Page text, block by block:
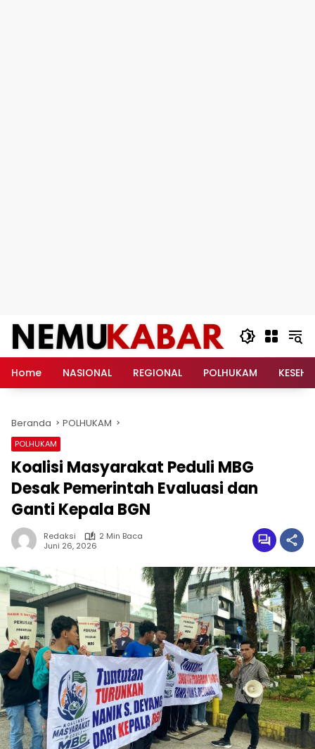
Langsung
konten
Home
NASIONAL REGIONAL POLHUKAM
Beranda POLHUKAM
POLHUKAM
Koalisi Masyarakat Peduli MBG
Desak Pemerintah Evaluasi dan
Ganti Kepala BGN
Redaksi
2 Min Baca
Juni 26, 2026